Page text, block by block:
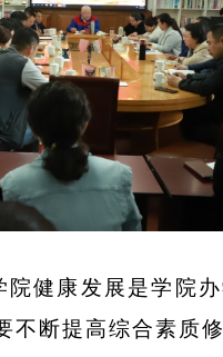
健康发展是学院
不断提高综合素质